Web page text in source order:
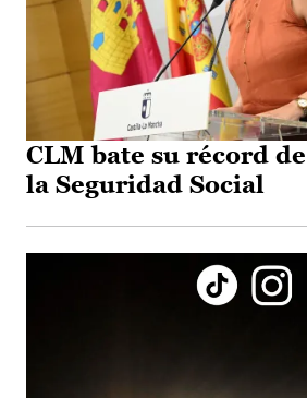
CLM bate su récord
la Seguridad Social